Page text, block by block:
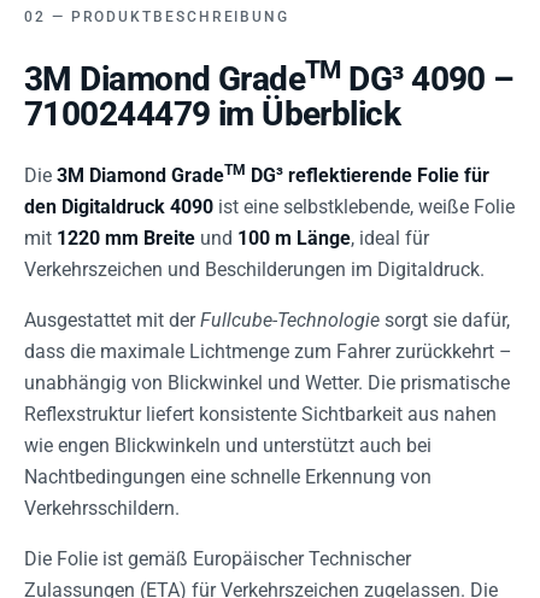
PRODUKTBESCHREIBUNG
3M Diamond GradeTM DG³ 4090 –
7100244479 im Überblick
Die 3M Diamond GradeTM DG³ reflektierende Folie für
den Digitaldruck 4090 ist eine selbstklebende, weiße Folie
mit 1220 mm Breite und 100 m Länge, ideal für
Verkehrszeichen und Beschilderungen im Digitaldruck.
Ausgestattet mit derFullcube-Technologie sorgt sie dafür,
dass die maximale Lichtmenge zum Fahrer zurückkehrt –
unabhängig von Blickwinkel und Wetter. Die prismatische
Reflexstruktur liefert konsistente Sichtbarkeit aus nahen
wie engen Blickwinkeln und unterstützt auch bei
Nachtbedingungen eine schnelle Erkennung von
Verkehrsschildern.
Die Folie ist gemäß Europäischer Technischer
Zulassungen (ETA) für Verkehrszeichen zugelassen. Die